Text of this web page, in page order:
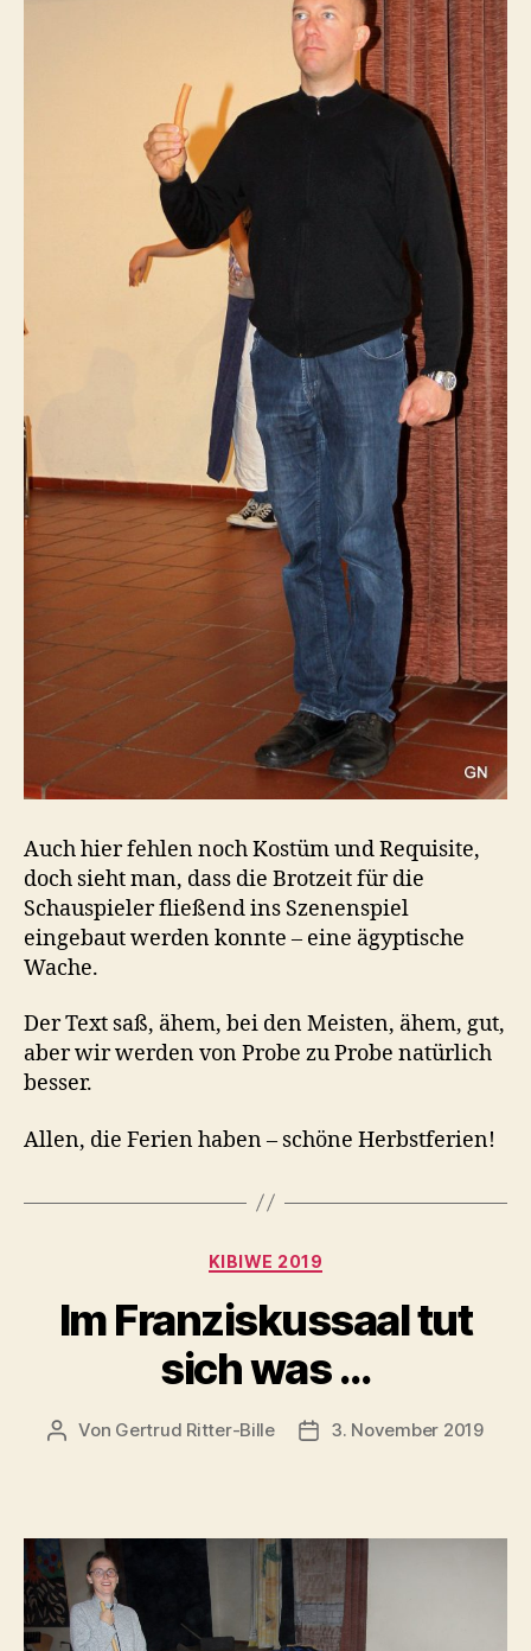
Auch hier fehlen noch Kostüm und Requisite,
doch sieht man, dass die Brotzeit für die
Schauspieler fließend ins Szenenspiel
eingebaut werden konnte – eine ägyptische
Wache.
Der Text saß, ähem, bei den Meisten, ähem, gut,
aber wir werden von Probe zu Probe natürlich
besser.
Allen, die Ferien haben – schöne Herbstferien!
Kategorien
KIBIWE 2019
Im Franziskussaal tut
sich was …
Beitragsautor
Von Gertrud Ritter-Bille Veröffentlichungsdatum
3. November 2019